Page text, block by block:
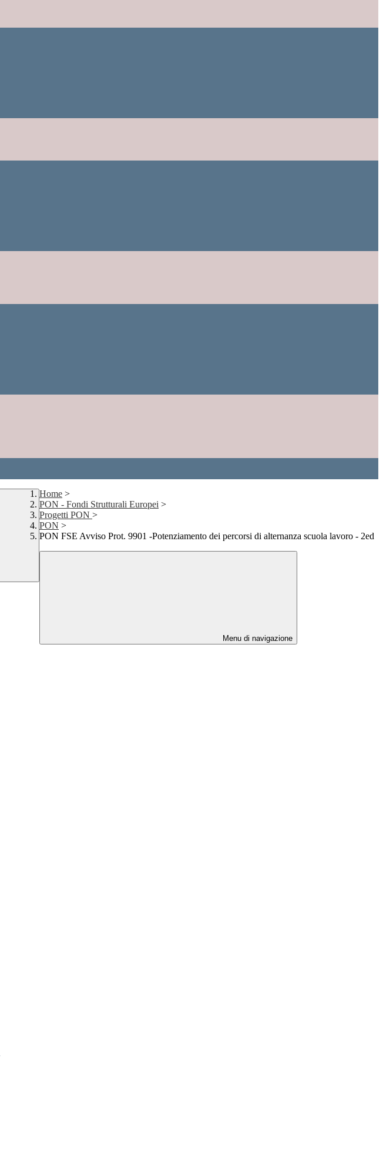
Home >
PON - Fondi Strutturali Europei >
Progetti PON >
PON >
PON FSE Avviso Prot. 9901 -Potenziamento dei percorsi di alternanza scuola lavoro - 2ed
Menu di navigazione